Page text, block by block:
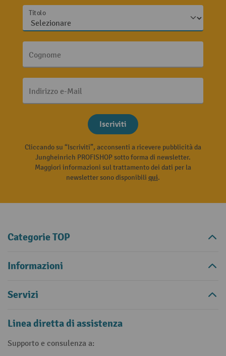
Titolo
Cognome
Indirizzo e-Mail
Iscriviti
Cliccando su “Iscriviti”, acconsenti a ricevere pubblicità da
Jungheinrich PROFISHOP sotto forma di newsletter.
Maggiori informazioni sul trattamento dei dati per la
newsletter sono disponibili qui.
Categorie TOP
Informazioni
Servizi
Linea diretta di assistenza
Supporto e consulenza a: